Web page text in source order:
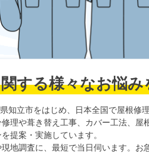
する様々なお悩
知立市をはじめ、日本全国で屋根修
理や葺き替え工事、カバー工法、屋
提案・実施しています。
地調査に、最短で当日伺います。お